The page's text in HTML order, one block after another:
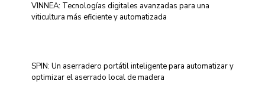
VINNEA: Tecnologías digitales avanzadas para una
viticultura más eficiente y automatizada
SPIN: Un aserradero portátil inteligente para automatizar y
optimizar el aserrado local de madera